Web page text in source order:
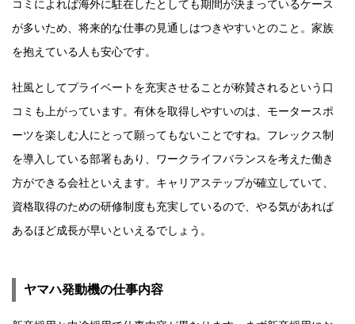
コミによれば海外に駐在したとしても期間が決まっているケース
が多いため、将来的な仕事の見通しはつきやすいとのこと。家族
を抱えている人も安心です。
社風としてプライベートを充実させることが称賛されるという口
コミも上がっています。有休を取得しやすいのは、モータースポ
ーツを楽しむ人にとって願ってもないことですね。フレックス制
を導入している部署もあり、ワークライフバランスを考えた働き
方ができる会社といえます。キャリアステップが確立していて、
資格取得のための研修制度も充実しているので、やる気があれば
あるほど成長が早いといえるでしょう。
ヤマハ発動機の仕事内容